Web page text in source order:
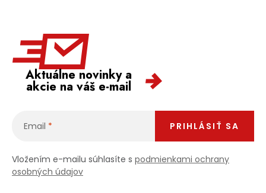
Aktuálne novinky a
akcie na váš e-mail
Email
Vložením e-mailu súhlasíte s podmienkami ochrany
osobných údajov
PRIHLÁSIŤ SA